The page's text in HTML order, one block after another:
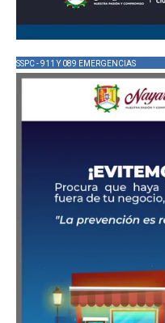
SSPC - 911 Y 089 EMERGENCIAS